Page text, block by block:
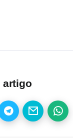
artigo